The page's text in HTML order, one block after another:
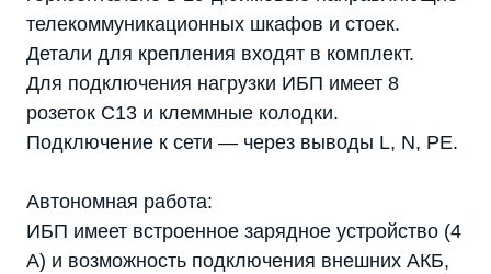
телекоммуникационных шкафов и стоек.
Детали для крепления входят в комплект.
Для подключения нагрузки ИБП имеет 8
розеток С13 и клеммные колодки.
Подключение к сети — через выводы L, N, PE.
Автономная работа:
ИБП имеет встроенное зарядное устройство (4
А) и возможность подключения внешних АКБ,